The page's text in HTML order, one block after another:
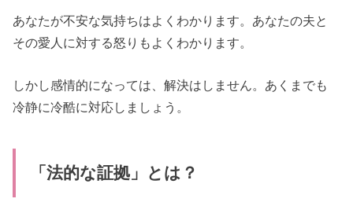
あなたが不安な気持ちはよくわかります。あなたの夫と
その愛人に対する怒りもよくわかります。
しかし感情的になっては、解決はしません。あくまでも
冷静に冷酷に対応しましょう。
「法的な証拠」とは？